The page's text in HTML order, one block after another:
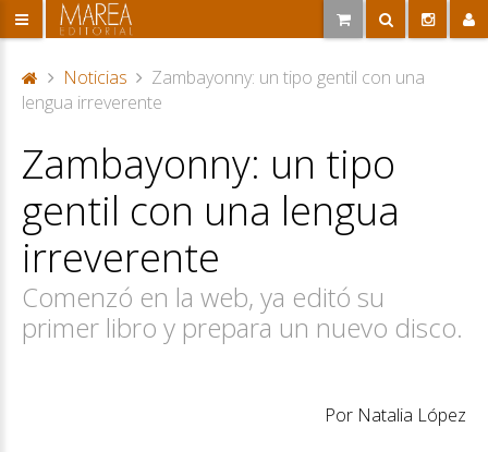
P
ta
d
a
Noticias
Zambayonny: un tipo gentil con una
lengua irreverente
Zambayonny: un tipo
gentil con una lengua
irreverente
Comenzó en la web, ya editó su
primer libro y prepara un nuevo disco.
Por Natalia López